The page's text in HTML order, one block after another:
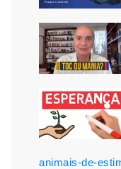
animais-de-